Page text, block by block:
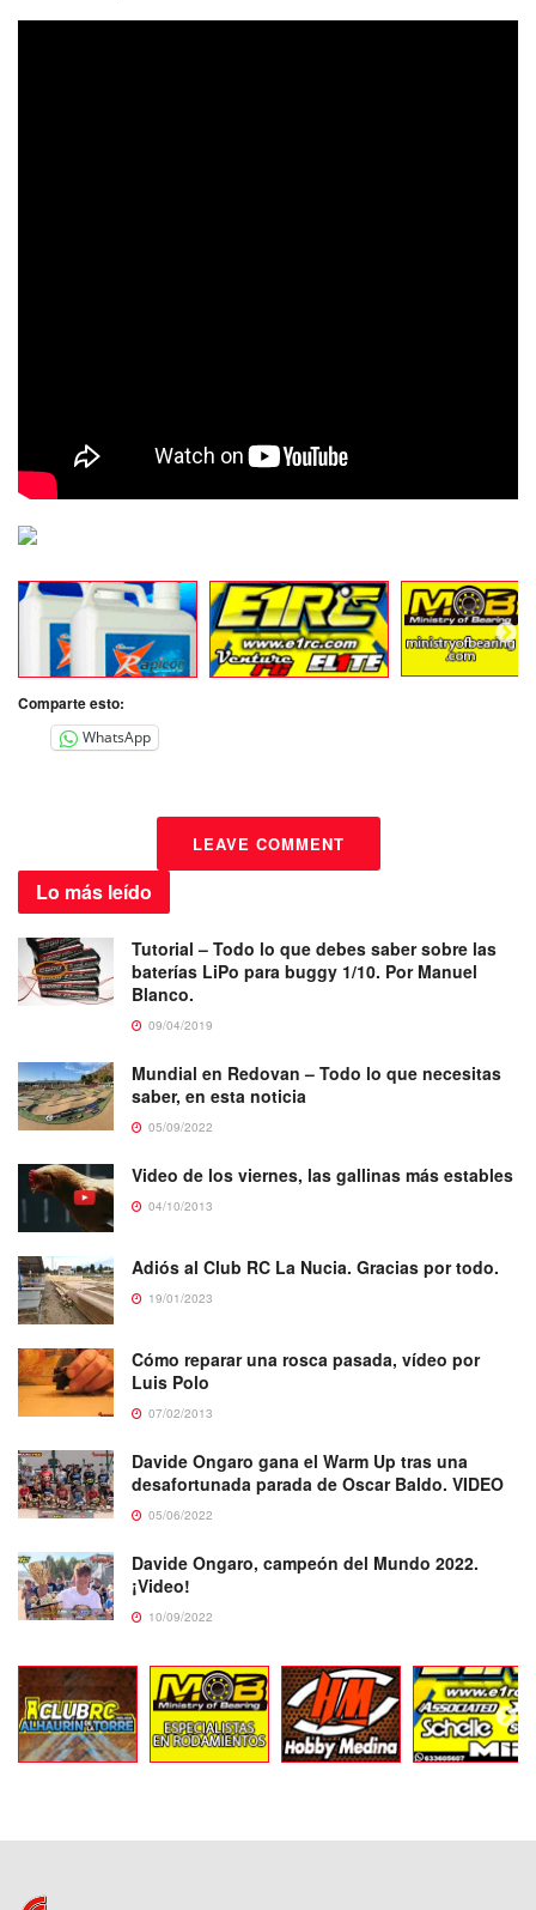
Comparte esto:
WhatsApp
LEAVE COMMENT
Lo más leído
Tutorial – Todo lo que debes saber sobre las
baterías LiPo para buggy 1/10. Por Manuel
Blanco.
09/04/2019
Mundial en Redovan – Todo lo que necesitas
saber, en esta noticia
05/09/2022
Video de los viernes, las gallinas más estables
04/10/2013
Adiós al Club RC La Nucia. Gracias por todo.
19/01/2023
Cómo reparar una rosca pasada, vídeo por
Luis Polo
07/02/2013
Davide Ongaro gana el Warm Up tras una
desafortunada parada de Oscar Baldo. VIDEO
05/06/2022
Davide Ongaro, campeón del Mundo 2022.
¡Video!
10/09/2022